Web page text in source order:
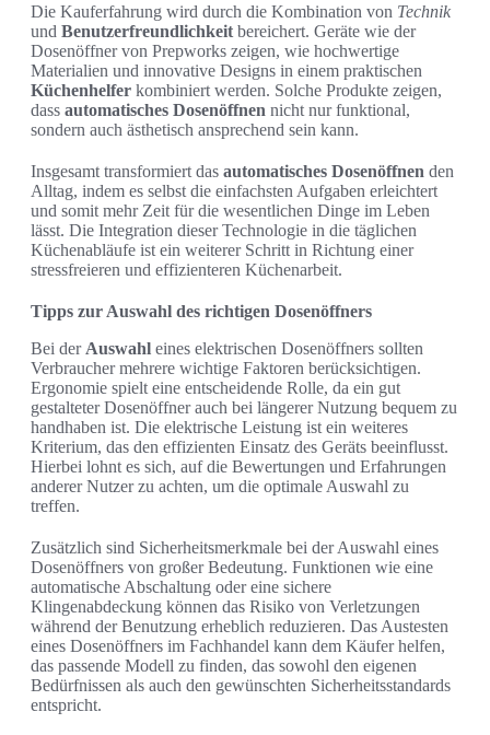
Die Kauferfahrung wird durch die Kombination von Technik
und Benutzerfreundlichkeit bereichert. Geräte wie der
Dosenöffner von Prepworks zeigen, wie hochwertige
Materialien und innovative Designs in einem praktischen
Küchenhelfer kombiniert werden. Solche Produkte zeigen,
dass automatisches Dosenöffnen nicht nur funktional,
sondern auch ästhetisch ansprechend sein kann.
Insgesamt transformiert das automatisches Dosenöffnen den
Alltag, indem es selbst die einfachsten Aufgaben erleichtert
und somit mehr Zeit für die wesentlichen Dinge im Leben
lässt. Die Integration dieser Technologie in die täglichen
Küchenabläufe ist ein weiterer Schritt in Richtung einer
stressfreieren und effizienteren Küchenarbeit.
Tipps zur Auswahl des richtigen Dosenöffners
Bei der Auswahl eines elektrischen Dosenöffners sollten
Verbraucher mehrere wichtige Faktoren berücksichtigen.
Ergonomie spielt eine entscheidende Rolle, da ein gut
gestalteter Dosenöffner auch bei längerer Nutzung bequem zu
handhaben ist. Die elektrische Leistung ist ein weiteres
Kriterium, das den effizienten Einsatz des Geräts beeinflusst.
Hierbei lohnt es sich, auf die Bewertungen und Erfahrungen
anderer Nutzer zu achten, um die optimale Auswahl zu
treffen.
Zusätzlich sind Sicherheitsmerkmale bei der Auswahl eines
Dosenöffners von großer Bedeutung. Funktionen wie eine
automatische Abschaltung oder eine sichere
Klingenabdeckung können das Risiko von Verletzungen
während der Benutzung erheblich reduzieren. Das Austesten
eines Dosenöffners im Fachhandel kann dem Käufer helfen,
das passende Modell zu finden, das sowohl den eigenen
Bedürfnissen als auch den gewünschten Sicherheitsstandards
entspricht.